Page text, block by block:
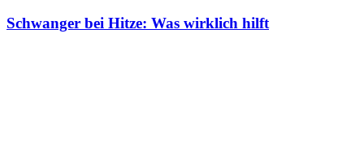
Schwanger bei Hitze: Was wirklich hilft